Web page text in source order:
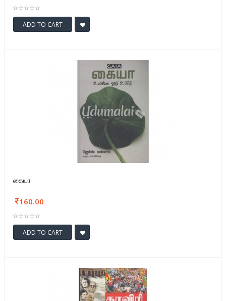
ADD TO CART
கையா
160.00
ADD TO CART